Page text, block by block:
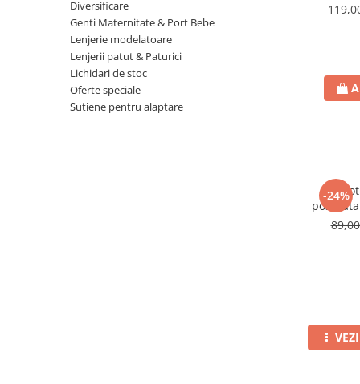
Diversificare
Genti Maternitate & Port Bebe
Lenjerie modelatoare
Lenjerii patut & Paturici
Lichidari de stoc
Oferte speciale
Sutiene pentru alaptare
-24%